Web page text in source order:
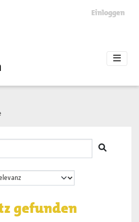
Einloggen
gefunden